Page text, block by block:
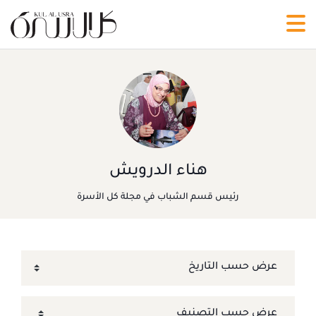
هناء الدرويش
رئيس قسم الشباب في مجلة كل الأسرة